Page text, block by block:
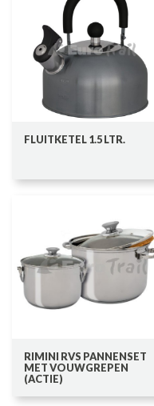
FLUITKETEL 1.5 LTR.
RIMINI RVS PANNENSET
MET VOUWGREPEN
(ACTIE)